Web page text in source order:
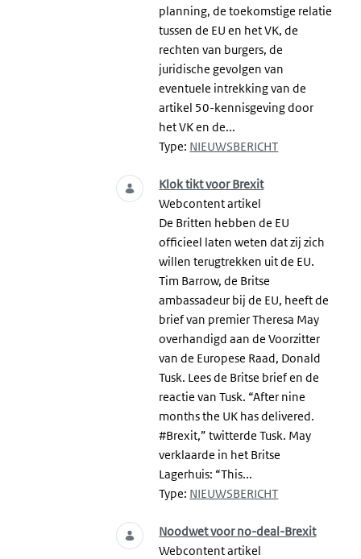
planning, de toekomstige relatie
tussen de EU en het VK, de
rechten van burgers, de
juridische gevolgen van
eventuele intrekking van de
artikel 50-kennisgeving door
het VK en de...
Type: NIEUWSBERICHT
Klok tikt voor Brexit
Webcontent artikel
De Britten hebben de EU
officieel laten weten dat zij zich
willen terugtrekken uit de EU.
Tim Barrow, de Britse
ambassadeur bij de EU, heeft de
brief van premier Theresa May
overhandigd aan de Voorzitter
van de Europese Raad, Donald
Tusk. Lees de Britse brief en de
reactie van Tusk. “After nine
months the UK has delivered.
#Brexit,” twitterde Tusk. May
verklaarde in het Britse
Lagerhuis: “This...
Type: NIEUWSBERICHT
Noodwet voor no-deal-Brexit
Webcontent artikel